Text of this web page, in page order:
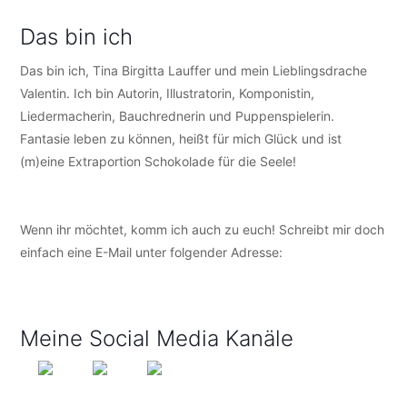
Das bin ich
Das bin ich, Tina Birgitta Lauffer und mein Lieblingsdrache
Valentin. Ich bin Autorin, Illustratorin, Komponistin,
Liedermacherin, Bauchrednerin und Puppenspielerin.
Fantasie leben zu können, heißt für mich Glück und ist
(m)eine Extraportion Schokolade für die Seele!
Wenn ihr möchtet, komm ich auch zu euch! Schreibt mir doch
einfach eine E-Mail unter folgender Adresse:
Meine Social Media Kanäle